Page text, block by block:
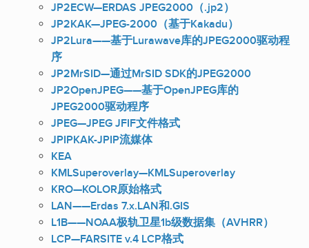
JP2ECW—ERDAS JPEG2000（.jp2）
JP2KAK—JPEG-2000（基于Kakadu）
JP2Lura——基于Lurawave库的JPEG2000驱动程
序
JP2MrSID—通过MrSID SDK的JPEG2000
JP2OpenJPEG——基于OpenJPEG库的
JPEG2000驱动程序
JPEG—JPEG JFIF文件格式
JPIPKAK-JPIP流媒体
KEA
KMLSuperoverlay—KMLSuperoverlay
KRO—KOLOR原始格式
LAN——Erdas 7.x.LAN和.GIS
L1B——NOAA极轨卫星1b级数据集（AVHRR）
LCP—FARSITE v.4 LCP格式